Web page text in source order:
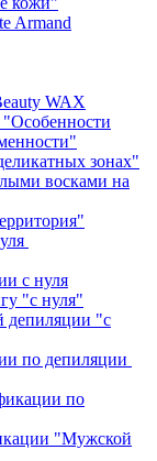
Armand
WAX
зонах"
восками на
с нуля
"с нуля"
депиляции "с
по депиляции
по
"Мужской